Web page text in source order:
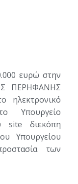
ευρώ στην
ΠΕΡΗΦΑΝΗΣ
ηλεκτρονικό
Υπουργείο
site διεκόπη
Υπουργείου
των